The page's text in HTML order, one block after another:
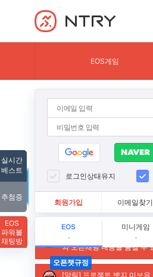
NTRY
EOS게임
로그인상태유지
회원가입 이메일찾기
EOS
-
미니게임
-
실시간
베스트
추첨중
EOS
파워볼
채팅방